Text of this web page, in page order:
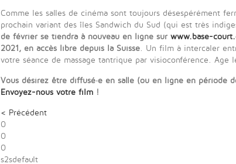
Comme les salles de cinéma sont toujours désespérément
prochain variant des îles Sandwich du Sud (qui est très
de février se tiendra à nouveau en ligne sur www.base-
2021, en accès libre depuis la Suisse . Un film à intercaler
votre séance de massage tantrique par visioconférence. Age
Vous désirez être diffusé·e en salle (ou en ligne en période
Envoyez-nous votre film !
< Précédent
0
0
0
s2sdefault